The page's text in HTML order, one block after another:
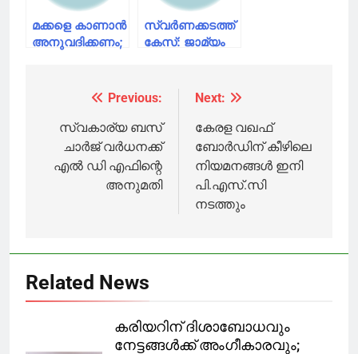
മക്കളെ കാണാൻ
അനുവദിക്കണം;
പീഡനമെന്നും
സുരേഷ്
സ്വർണക്കടത്ത്
കേസ്: ജാമ്യം
ഹൈക്കോടതിയിൽ
navigation
Previous:
സ്വകാര്യ ബസ്
ചാർജ് വർധനക്ക്
എൽ ഡി എഫിന്റെ
അനുമതി
Next:
കേരള വഖഫ്
ബോർഡിന് കീഴിലെ
നിയമനങ്ങൾ ഇനി
പി.എസ്.സി
നടത്തും
Related News
കരിയറിന് ദിശാബോധവും
നേട്ടങ്ങൾക്ക് അംഗീകാരവും;